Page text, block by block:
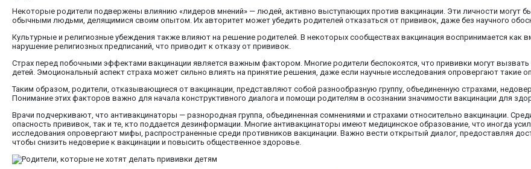
Некоторые родители подвержены влиянию «лидеров мнений» — людей, активно выступающих против вакцинации. Эти личности могут
обычными людьми, делящимися своим опытом. Их авторитет может убедить родителей отказаться от прививок, даже без научного
Культурные и религиозные убеждения также влияют на решение родителей. В некоторых сообществах вакцинация воспринимается как
нарушение религиозных предписаний, что приводит к отказу от прививок.
Страх перед побочными эффектами вакцинации является важным фактором. Многие родители беспокоятся, что прививки могут
детей. Эмоциональный аспект страха может сильно влиять на принятие решения, даже если научные исследования опровергают такие
Таким образом, родители, отказывающиеся от вакцинации, представляют собой разнообразную группу, объединенную страхами,
Понимание этих факторов важно для начала конструктивного диалога и помощи родителям в осознании значимости вакцинации для
Врачи подчеркивают, что антивакцинаторы — разнородная группа, объединенная сомнениями и страхами относительно вакцинации.
опасность прививок, так и те, кто поддается дезинформации. Многие антивакцинаторы имеют медицинское образование, что иногда
исследования опровергают мифы, распространенные среди противников вакцинации. Важно вести открытый диалог, предоставляя
чтобы снизить недоверие к вакцинации и повысить общественное здоровье.